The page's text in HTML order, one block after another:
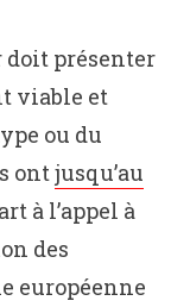
doit présenter
viable et
ou du
ont jusqu’au
à l’appel à
des
européenne